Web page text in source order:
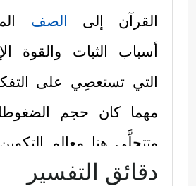
القرآن إلى الصف
أسباب الثبات والقوة
التي تستعصِي على
مهما كان حجم
وتتجلَّى هنا معالم
رسَمَها القرآن:
دقائق التفسير